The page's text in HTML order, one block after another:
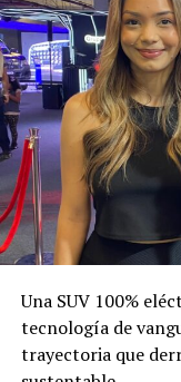
Una SUV 100%
tecnología de
trayectoria que